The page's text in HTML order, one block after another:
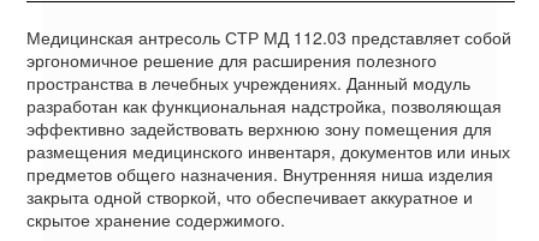
Медицинская антресоль СТР МД 112.03 представляет собой
эргономичное решение для расширения полезного
пространства в лечебных учреждениях. Данный модуль
разработан как функциональная надстройка, позволяющая
эффективно задействовать верхнюю зону помещения для
размещения медицинского инвентаря, документов или иных
предметов общего назначения. Внутренняя ниша изделия
закрыта одной створкой, что обеспечивает аккуратное и
скрытое хранение содержимого.